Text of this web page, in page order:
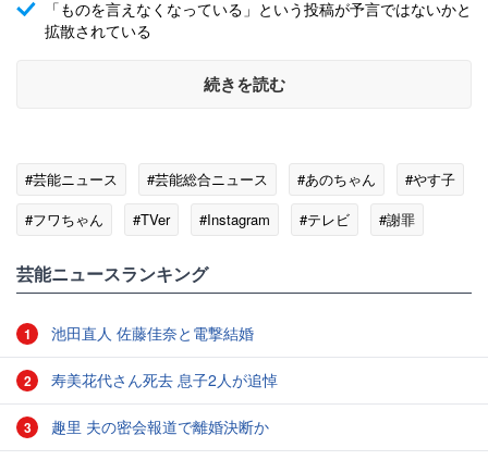
「ものを言えなくなっている」という投稿が予言ではないかと
拡散されている
続きを読む
#芸能ニュース #芸能総合ニュース #あのちゃん
#やす子
#フワちゃん
#TVer #Instagram #テレビ
#謝罪
芸能ニュースランキング
1 池田直人 佐藤佳奈と電撃結婚
2 寿美花代さん死去 息子2人が追悼
3 趣里 夫の密会報道で離婚決断か